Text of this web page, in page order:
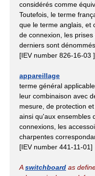
considérés comme
Toutefois, le terme
que le terme anglais, et
de connexion, les
derniers sont
[IEV number 826-16-03 ]
appareillage
terme général
leur combinaison avec
mesure, de protection
ainsi qu'aux ensembles
connexions, les
charpentes
[IEV number 441-11-01]
Aswitchboard as